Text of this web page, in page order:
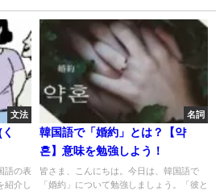
文法
語の表
紹介し
名詞
韓国語で「婚約」とは？【약
혼】意味を勉強しよう！
皆さま、こんにちは。今日は、韓国語で
「婚約」について勉強しましょう。「彼と